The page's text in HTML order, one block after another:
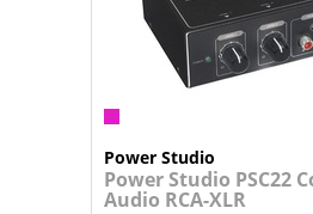
Power Studio
Power Studio PSC22
Audio RCA-XLR